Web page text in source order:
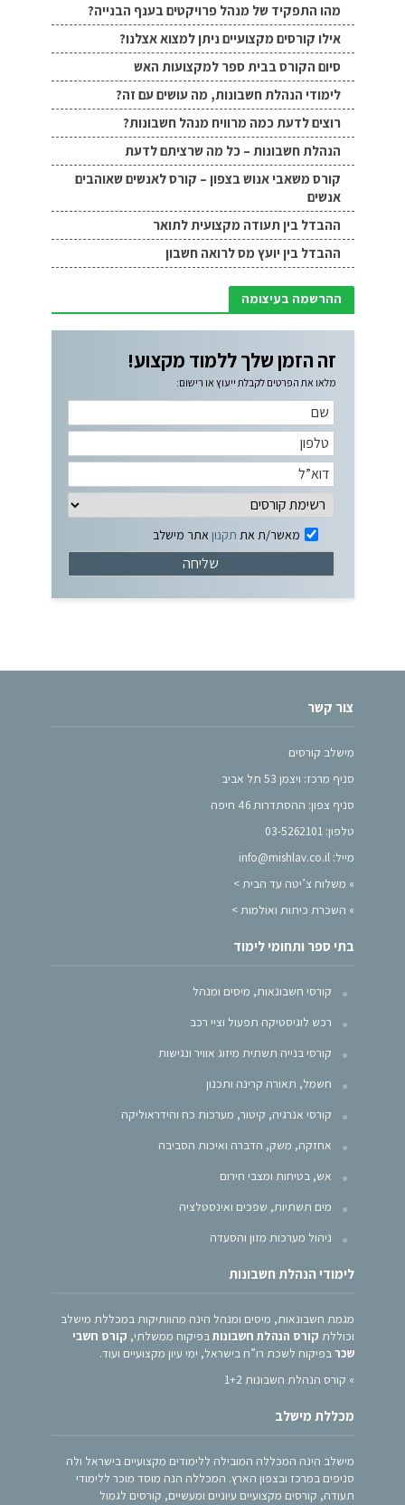
מהו התפקיד של מנהל פרויקטים בענף הבנייה?
אילו קורסים מקצועיים ניתן למצוא אצלנו?
סיום הקורס בבית ספר למקצועות האש
לימודי הנהלת חשבונות, מה עושים עם זה?
רוצים לדעת כמה מרוויח מנהל חשבונות?
הנהלת חשבונות – כל מה שרציתם לדעת
קורס משאבי אנוש בצפון – קורס לאנשים שאוהבים
אנשים
ההבדל בין תעודה מקצועית לתואר
ההבדל בין יועץ מס לרואה חשבון
ההרשמה בעיצומה
זה הזמן שלך ללמוד מקצוע!
מלאו את הפרטים לקבלת ייעוץ או רישום:
מאשר/ת את תקנון אתר מישלב
צור קשר
מישלב קורסים
סניף מרכז: ויצמן 53 תל אביב
סניף צפון: ההסתדרות 46 חיפה
טלפון: 03-5262101
מייל: info@mishlav.co.il
» משלוח צ’יטה עד הבית >
» השכרת כיתות ואולמות >
בתי ספר ותחומי לימוד
קורסי חשבונאות, מיסים ומנהל
רכש לוגיסטיקה תפעול וציי רכב
קורסי בנייה תשתית מיזוג אוויר ונגישות
חשמל, תאורה קרינה ותכנון
קורסי אנרגיה, קיטור, מערכות כח והידראוליקה
אחזקה, משק, הדברה ואיכות הסביבה
אש, בטיחות ומצבי חירום
מים תשתיות, שפכים ואינסטלציה
ניהול מערכות מזון והסעדה
לימודי הנהלת חשבונות
מגמת חשבונאות, מיסים ומנהל הינה מהוותיקות במכללת מישלב
וכוללת קורס הנהלת חשבונותבפיקוח ממשלתי, קורס חשבי
שכרבפיקוח לשכת רו”ח בישראל, ימי עיון מקצועיים ועוד.
» קורס הנהלת חשבונות 1+2
מכללת מישלב
מישלב הינה המכללה המובילה ללימודים מקצועיים בישראל ולה
סניפים במרכז ובצפון הארץ. המכללה הנה מוסד מוכר ללימודי
תעודה, קורסים מקצועיים עיוניים ומעשיים, קורסים לגמול